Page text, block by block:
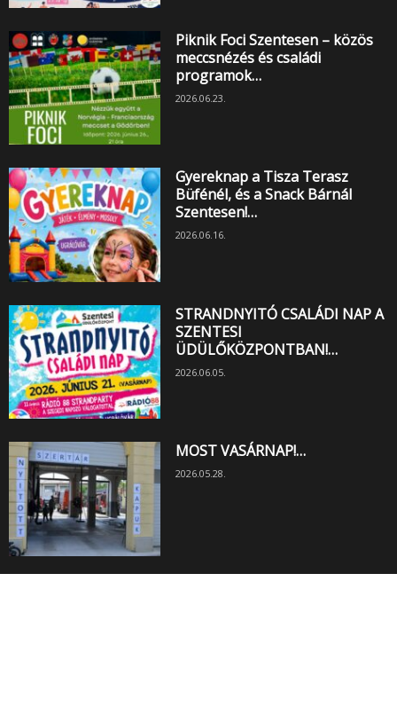
Piknik Foci Szentesen – közös
meccsnézés és családi
programok…
2026.06.23.
Gyereknap a Tisza Terasz
Büfénél, és a Snack Bárnál
Szentesen!…
2026.06.16.
STRANDNYITÓ CSALÁDI NAP A
SZENTESI
ÜDÜLŐKÖZPONTBAN!…
2026.06.05.
MOST VASÁRNAP!…
2026.05.28.